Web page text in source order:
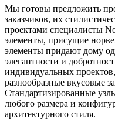
Мы готовы предложить
заказчиков, их
проектами специалисты
элементы, присущие
элементы придают дому
элегантности и
индивидуальных
разнообразные вкусовые
Стандартизированные
любого размера и
архитектурного стиля.